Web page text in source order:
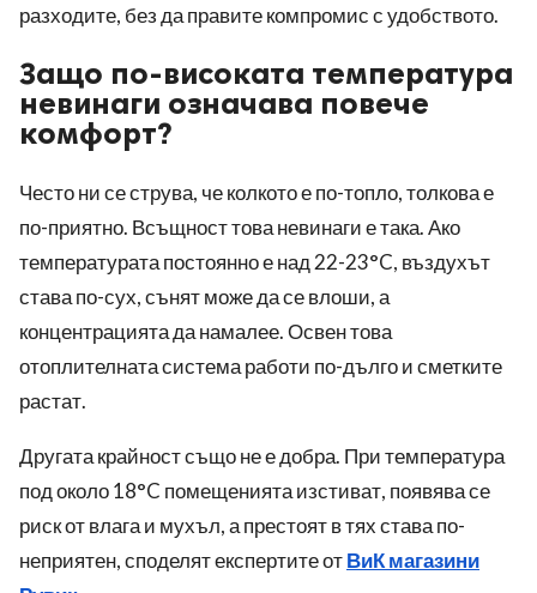
разходите, без да правите компромис с удобството.
Защо по-високата температура
невинаги означава повече
комфорт?
Често ни се струва, че колкото е по-топло, толкова е
по-приятно. Всъщност това невинаги е така. Ако
температурата постоянно е над 22-23°C, въздухът
става по-сух, сънят може да се влоши, а
концентрацията да намалее. Освен това
отоплителната система работи по-дълго и сметките
растат.
Другата крайност също не е добра. При температура
под около 18°C помещенията изстиват, появява се
риск от влага и мухъл, а престоят в тях става по-
неприятен, споделят експертите отВиК магазини